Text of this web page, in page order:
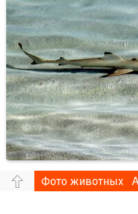
Фото животных